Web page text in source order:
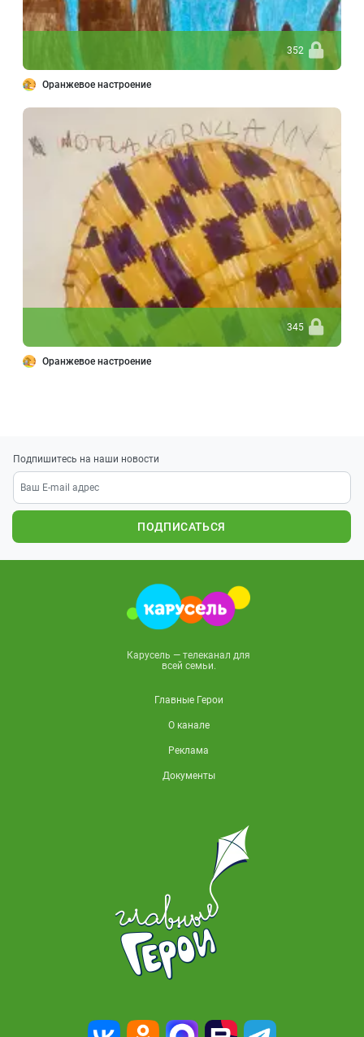
352
Оранжевое настроение
345
Оранжевое настроение
Подпишитесь на наши новости
ПОДПИСАТЬСЯ
Карусель — телеканал для
всей семьи.
Главные Герои
О канале
Реклама
Документы